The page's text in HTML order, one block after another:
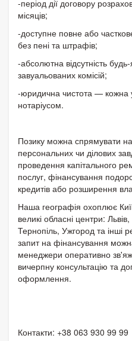
-період дії договору
місяців;
-доступне повне або
без пені та штрафів;
-абсолютна відсутність
завуальованих комісій;
-юридична чистота — кожна
нотаріусом.
Позику можна спрямувати
персональних чи ділових
проведення капітального
послуг, фінансування
кредитів або розширення
Наша географія охоплює
великі обласні центри:
Тернопіль, Ужгород та інші
запит на фінансування
менеджери оперативно
вичерпну консультацію та
оформлення.
Контакти: +38 063 930 99 99